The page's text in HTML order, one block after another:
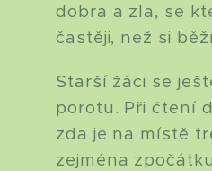
dobra a zla, se
častěji, než si
Starší žáci se
porotu. Při čtení
zda je na místě
zejména